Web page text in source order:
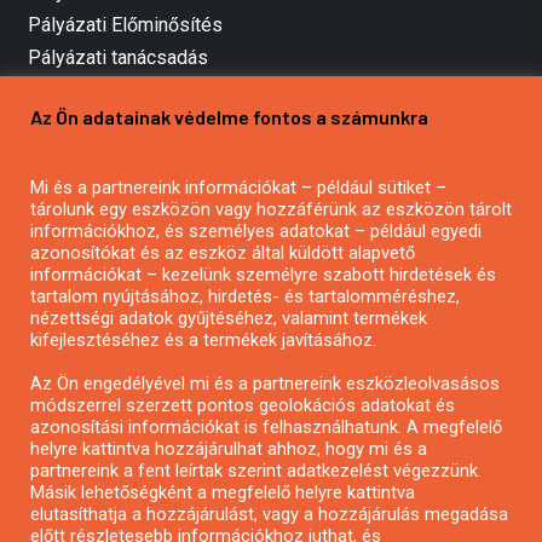
Pályázati Előminősítés
Pályázati tanácsadás
Mezőgazdasági pályázatírás
Pályázatírás civil szervezeteknek
Pályázatírás önkormányzatoknak
Pályázatfigyelés
Specifikus pályázatfigyelés vagy hírlevél
Pályázatok magánszemélyeknek
Pályázatok civil szervezeteknek
Pályázatok vállalkozásoknak
Az Ön adatainak védelme fontos a számunkra
Mi és a partnereink információkat – például sütiket –
tárolunk egy eszközön vagy hozzáférünk az eszközön tárolt
információkhoz, és személyes adatokat – például egyedi
azonosítókat és az eszköz által küldött alapvető
információkat – kezelünk személyre szabott hirdetések és
tartalom nyújtásához, hirdetés- és tartalomméréshez,
nézettségi adatok gyűjtéséhez, valamint termékek
kifejlesztéséhez és a termékek javításához.
Az Ön engedélyével mi és a partnereink eszközleolvasásos
módszerrel szerzett pontos geolokációs adatokat és
azonosítási információkat is felhasználhatunk. A megfelelő
helyre kattintva hozzájárulhat ahhoz, hogy mi és a
partnereink a fent leírtak szerint adatkezelést végezzünk.
Másik lehetőségként a megfelelő helyre kattintva
elutasíthatja a hozzájárulást, vagy a hozzájárulás megadása
előtt részletesebb információkhoz juthat, és